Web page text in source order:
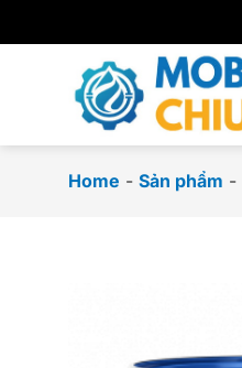
đến
Home - Sản phẩm -